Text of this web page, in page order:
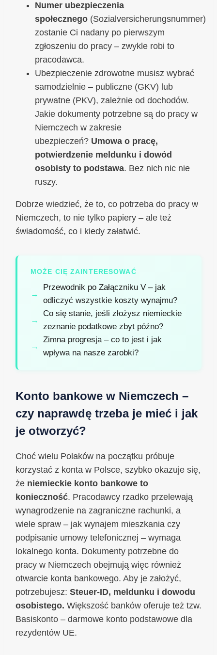
Numer ubezpieczenia
społecznego (Sozialversicherungsnummer)
zostanie Ci nadany po pierwszym
zgłoszeniu do pracy – zwykle robi to
pracodawca.
Ubezpieczenie zdrowotne musisz wybrać
samodzielnie – publiczne (GKV) lub
prywatne (PKV), zależnie od dochodów.
Jakie dokumenty potrzebne są do pracy w
Niemczech w zakresie
ubezpieczeń? Umowa o pracę,
potwierdzenie meldunku i dowód
osobisty to podstawa. Bez nich nic nie
ruszy.
Dobrze wiedzieć, że to, co potrzeba do pracy w
Niemczech, to nie tylko papiery – ale też
świadomość, co i kiedy załatwić.
MOŻE CIĘ ZAINTERESOWAĆ
Przewodnik po Załączniku V – jak
odliczyć wszystkie koszty wynajmu?
Co się stanie, jeśli złożysz niemieckie
zeznanie podatkowe zbyt późno?
Zimna progresja – co to jest i jak
wpływa na nasze zarobki?
Konto bankowe w Niemczech –
czy naprawdę trzeba je mieć i jak
je otworzyć?
Choć wielu Polaków na początku próbuje
korzystać z konta w Polsce, szybko okazuje się,
że niemieckie konto bankowe to
konieczność. Pracodawcy rzadko przelewają
wynagrodzenie na zagraniczne rachunki, a
wiele spraw – jak wynajem mieszkania czy
podpisanie umowy telefonicznej – wymaga
lokalnego konta. Dokumenty potrzebne do
pracy w Niemczech obejmują więc również
otwarcie konta bankowego. Aby je założyć,
potrzebujesz: Steuer-ID, meldunku i dowodu
osobistego. Większość banków oferuje też tzw.
Basiskonto – darmowe konto podstawowe dla
rezydentów UE.